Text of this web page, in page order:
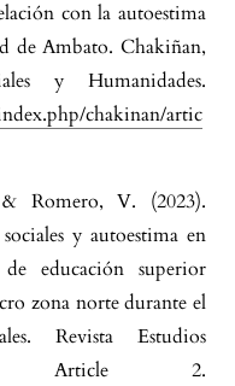
con la autoestima
de Ambato. Chakiñan,
y Humanidades.
chakinan/artic
Romero, V. (2023).
y autoestima en
educación superior
zona norte durante el
Revista Estudios
Article 2.